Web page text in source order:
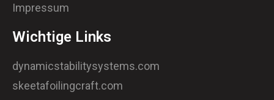
Impressum
Wichtige Links
dynamicstabilitysystems.com
skeetafoilingcraft.com